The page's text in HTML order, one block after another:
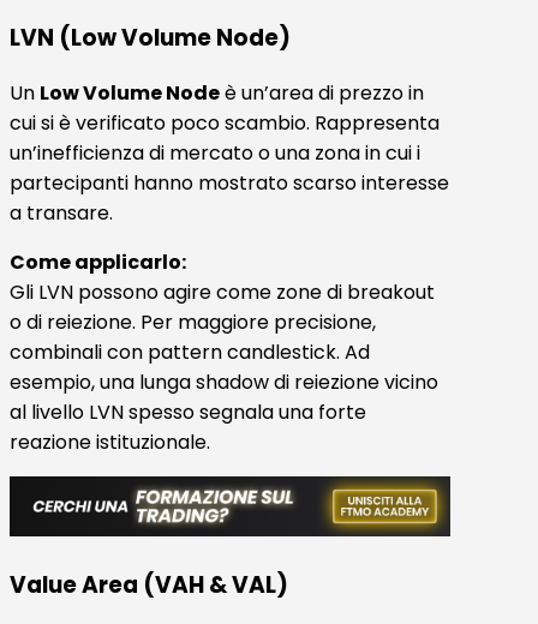
LVN (Low Volume Node)
Un Low Volume Nodeè un’area di prezzo in
cui si è verificato poco scambio. Rappresenta
un’inefficienza di mercato o una zona in cui i
partecipanti hanno mostrato scarso interesse
a transare.
Come applicarlo:
Gli LVN possono agire come zone di breakout
o di reiezione. Per maggiore precisione,
combinali con pattern candlestick. Ad
esempio, una lunga shadow di reiezione vicino
al livello LVN spesso segnala una forte
reazione istituzionale.
Value Area (VAH & VAL)